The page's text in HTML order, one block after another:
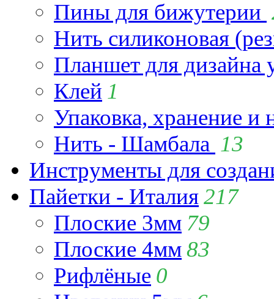
Пины для бижутерии
Нить силиконовая
Планшет для
Клей 1
Упаковка, хранение и
Нить - Шамбала 13
Инструменты для
Пайетки - Италия217
Плоские 3мм 79
Плоские 4мм83
Рифлёные 0